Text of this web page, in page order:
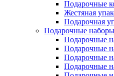
Подарочные
Жестяная
Подарочная
Подарочные наборы
Подарочные
Подарочные
Подарочные
Подарочные